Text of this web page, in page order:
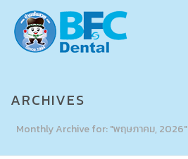
ARCHIVES
Monthly Archive for: "พฤษภาคม, 2026"